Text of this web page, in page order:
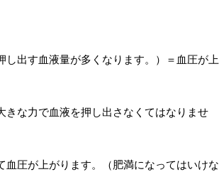
出す血液量が多くなります。）＝血圧が上
な力で血液を押し出さなくてはなりませ
圧が上がります。（肥満になってはいけな